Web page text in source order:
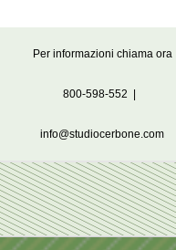
Per informazioni chiama ora
800-598-552
info@studiocerbone.com